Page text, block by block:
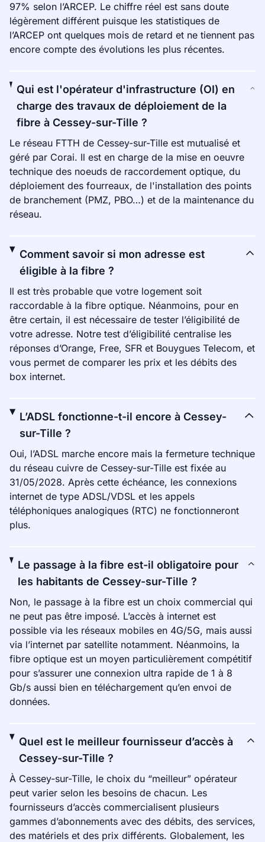
97% selon l’ARCEP. Le chiffre réel est sans doute
légèrement différent puisque les statistiques de
l’ARCEP ont quelques mois de retard et ne tiennent pas
encore compte des évolutions les plus récentes.
Qui est l'opérateur d'infrastructure (OI) en
charge des travaux de déploiement de la
fibre à Cessey-sur-Tille ?
Le réseau FTTH de Cessey-sur-Tille est mutualisé et
géré par Corai. Il est en charge de la mise en oeuvre
technique des noeuds de raccordement optique, du
déploiement des fourreaux, de l'installation des points
de branchement (PMZ, PBO…) et de la maintenance du
réseau.
Comment savoir si mon adresse est
éligible à la fibre ?
Il est très probable que votre logement soit
raccordable à la fibre optique. Néanmoins, pour en
être certain, il est nécessaire de tester l’éligibilité de
votre adresse. Notre test d’éligibilité centralise les
réponses d’Orange, Free, SFR et Bouygues Telecom, et
vous permet de comparer les prix et les débits des
box internet.
L’ADSL fonctionne-t-il encore à Cessey-
sur-Tille ?
Oui, l’ADSL marche encore mais la fermeture technique
du réseau cuivre de Cessey-sur-Tille est fixée au
31/05/2028. Après cette échéance, les connexions
internet de type ADSL/VDSL et les appels
téléphoniques analogiques (RTC) ne fonctionneront
plus.
Le passage à la fibre est-il obligatoire pour
les habitants de Cessey-sur-Tille ?
Non, le passage à la fibre est un choix commercial qui
ne peut pas être imposé. L’accès à internet est
possible via les réseaux mobiles en 4G/5G, mais aussi
via l’internet par satellite notamment. Néanmoins, la
fibre optique est un moyen particulièrement compétitif
pour s’assurer une connexion ultra rapide de 1 à 8
Gb/s aussi bien en téléchargement qu’en envoi de
données.
Quel est le meilleur fournisseur d’accès à
Cessey-sur-Tille ?
À Cessey-sur-Tille, le choix du “meilleur” opérateur
peut varier selon les besoins de chacun. Les
fournisseurs d’accès commercialisent plusieurs
gammes d’abonnements avec des débits, des services,
des matériels et des prix différents. Globalement, les